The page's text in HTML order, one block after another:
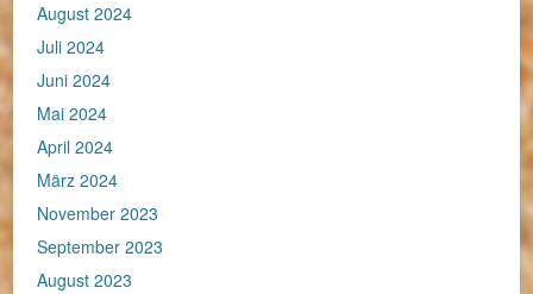
August 2024
Juli 2024
Juni 2024
Mai 2024
April 2024
März 2024
November 2023
September 2023
August 2023